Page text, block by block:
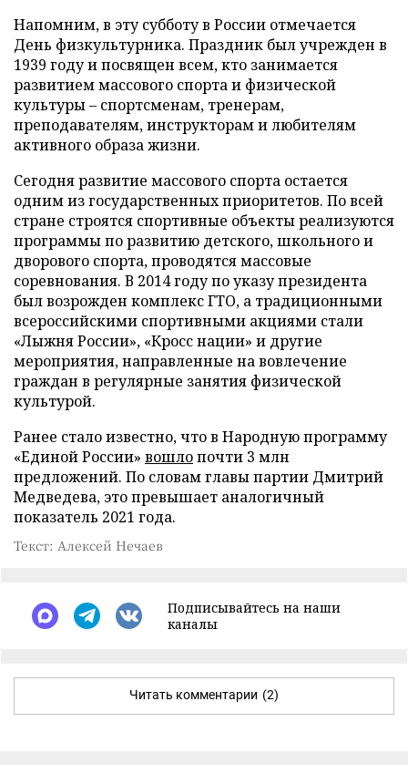
Напомним, в эту субботу в России отмечается
День физкультурника. Праздник был учрежден в
1939 году и посвящен всем, кто занимается
развитием массового спорта и физической
культуры – спортсменам, тренерам,
преподавателям, инструкторам и любителям
активного образа жизни.
Сегодня развитие массового спорта остается
одним из государственных приоритетов. По всей
стране строятся спортивные объекты реализуются
программы по развитию детского, школьного и
дворового спорта, проводятся массовые
соревнования. В 2014 году по указу президента
был возрожден комплекс ГТО, а традиционными
всероссийскими спортивными акциями стали
«Лыжня России», «Кросс нации» и другие
мероприятия, направленные на вовлечение
граждан в регулярные занятия физической
культурой.
Ранее стало известно, что в Народную программу
«Единой России» вошлопочти 3 млн
предложений. По словам главы партии Дмитрий
Медведева, это превышает аналогичный
показатель 2021 года.
Текст: Алексей Нечаев
Подписывайтесь на наши
каналы
Читать комментарии (2)